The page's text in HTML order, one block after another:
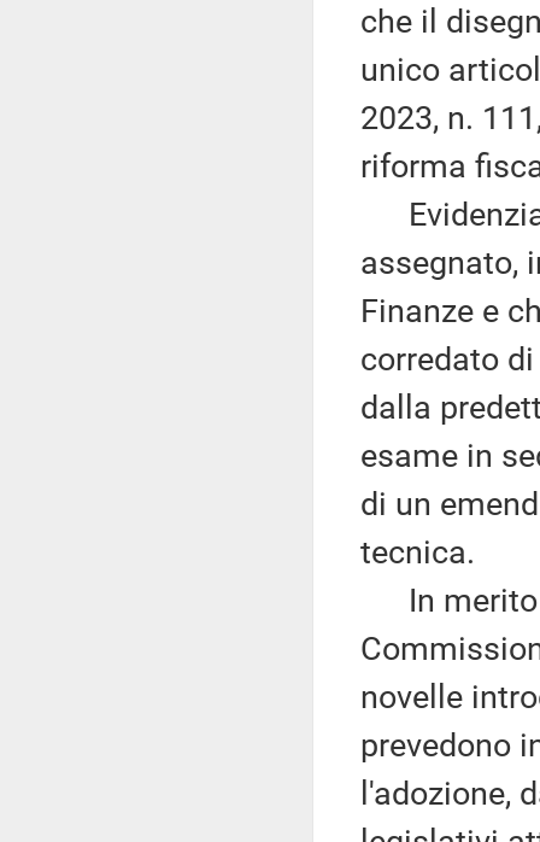
che il
unico
2023, n.
riforma
Evidenzia
assegnato,
Finanze e
corredato
dalla
esame in
di un
tecnica.
In merito
novelle
prevedono
l'adozione,